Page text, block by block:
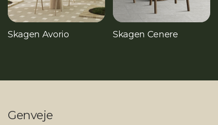
Skagen Avorio Skagen Cenere
Genveje